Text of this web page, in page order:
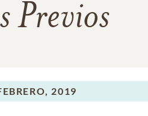
Previos
2019